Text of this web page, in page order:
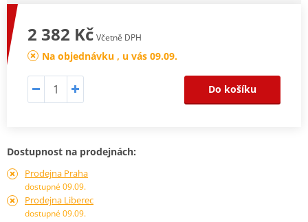
2 382 Kč Včetně DPH
Na objednávku , u vás 09.09.
Do košíku
Dostupnost na prodejnách:
Prodejna Praha
dostupné 09.09.
Prodejna Liberec
dostupné 09.09.